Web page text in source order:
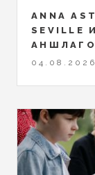
ANNA
SEVILLE
04.08.2026